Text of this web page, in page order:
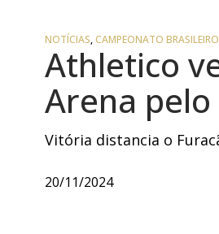
NOTÍCIAS,CAMPEONATO BRASILEIRO
Athletico
Arena
Vitória distancia o
20/11/2024